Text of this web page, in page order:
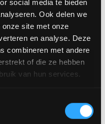
social media te bieden
Ook delen we
site met onze
en analyse. Deze
combineren met andere
of die ze hebben
van hun services.
Sie Ihren
ansehen? Besuche